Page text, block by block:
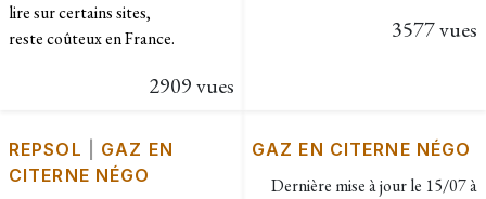
lire sur certains sites,
reste coûteux en France.
2909 vues
3577 vues
REPSOL
GAZ EN
CITERNE NÉGO
GAZ EN CITERNE NÉGO
Dernière mise à jour le 15/07 à